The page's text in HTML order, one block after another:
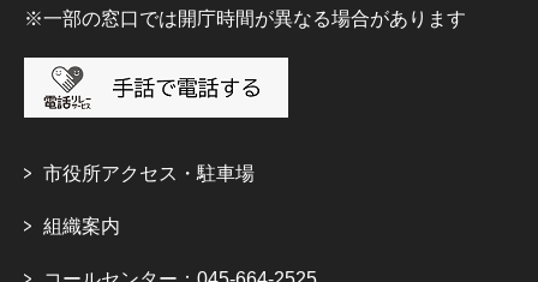
※一部の窓口では開庁時間が異なる場合があります
市役所アクセス・駐車場
組織案内